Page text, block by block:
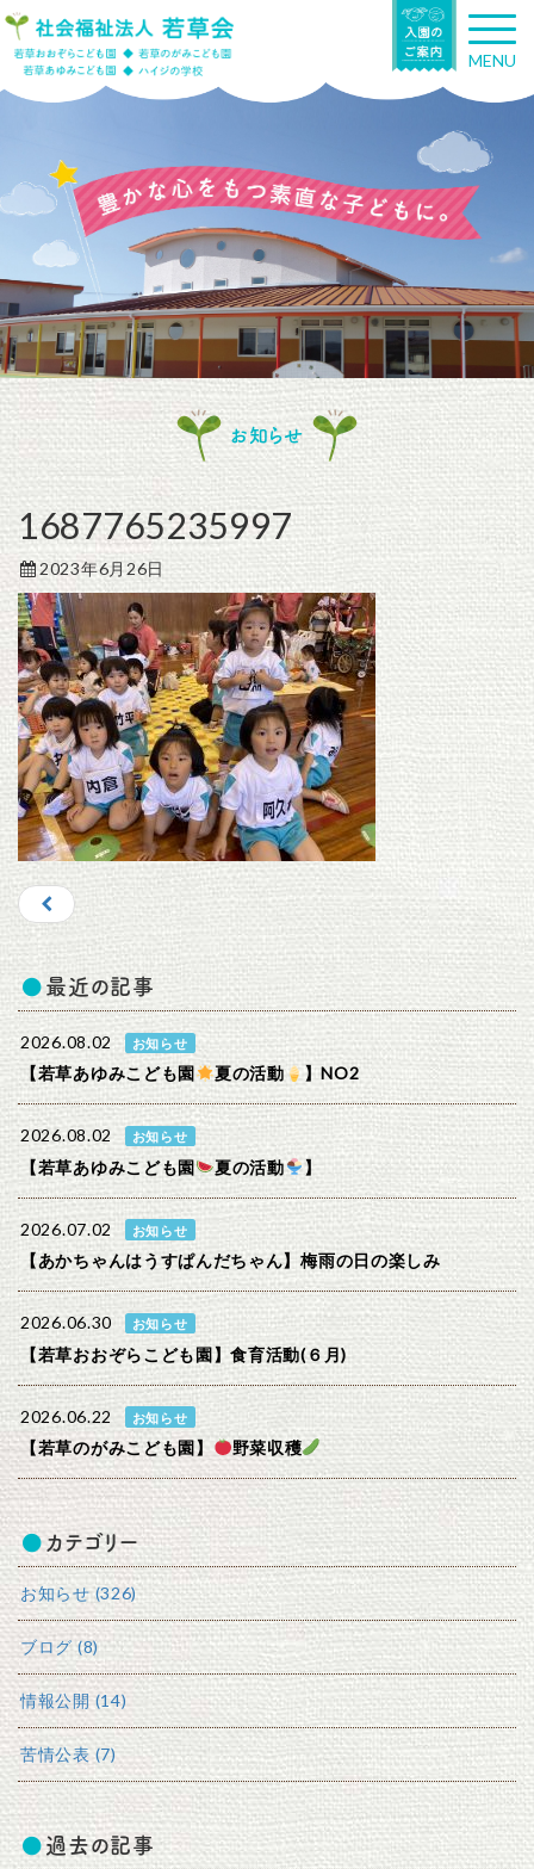
T
o
g
n
g
a
t
n
MENU
お知らせ
1687765235997
2023年6月26日
最近の記事
2026.08.02 お知らせ
【若草あゆみこども園 夏の活動 】NO2
2026.08.02 お知らせ
【若草あゆみこども園 夏の活動 】
2026.07.02 お知らせ
【あかちゃんはうすぱんだちゃん】梅雨の日の楽しみ
2026.06.30 お知らせ
【若草おおぞらこども園】食育活動(６月)
2026.06.22 お知らせ
【若草のがみこども園】 野菜収穫
カテゴリー
お知らせ (326)
ブログ (8)
情報公開 (14)
苦情公表 (7)
過去の記事